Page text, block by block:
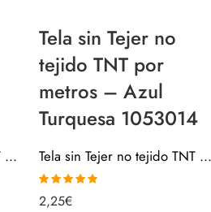
Tela sin Tejer no tejido TNT por metros – Morado 1053026
Tela sin Tejer no
tejido TNT por
metros – Azul
Turquesa 1053014
Tela sin Tejer no tejido TNT por metros – Azul Turquesa 1053014
Valorado con
5.00de 5
2,25€